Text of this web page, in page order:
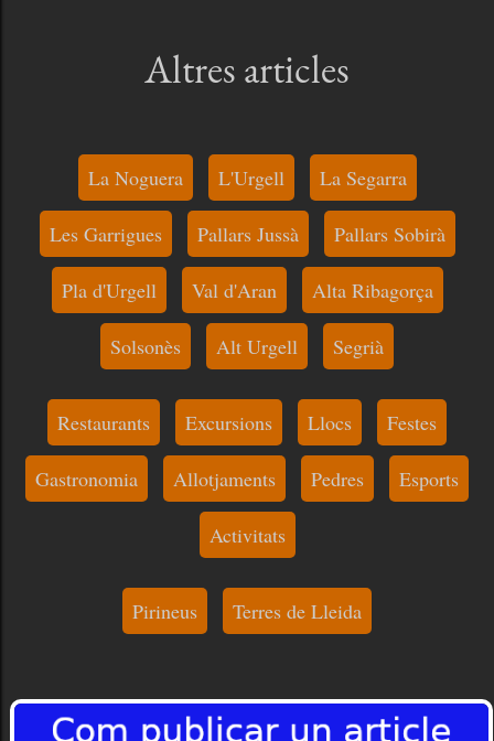
Altres articles
La Noguera L'Urgell La Segarra
Les Garrigues Pallars Jussà Pallars Sobirà
Pla d'Urgell Val d'Aran Alta Ribagorça
Solsonès Alt Urgell Segrià
Restaurants Excursions Llocs Festes
Gastronomia Allotjaments Pedres Esports
Activitats
Pirineus Terres de Lleida